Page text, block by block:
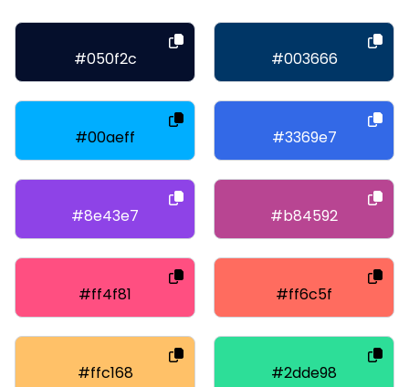
#050f2c #003666
#00aeff #3369e7
#8e43e7 #b84592
#ff4f81 #ff6c5f
#ffc168 #2dde98